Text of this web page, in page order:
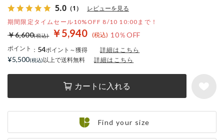
5.0 （1） レビューを見る
期間限定タイムセール10%OFF 8/10 10:00まで！
￥5,940 10％OFF
￥6,600
ポイント ： 54ポイント～獲得 詳細はこちら
カートに入れる
¥5,500 以上で送料無料 詳細はこちら
Find your size